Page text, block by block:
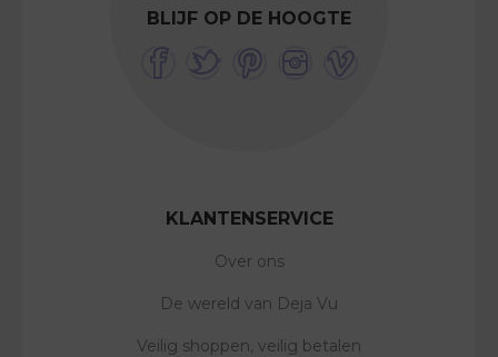
BLIJF OP DE HOOGTE
KLANTENSERVICE
Over ons
De wereld van Deja Vu
Veilig shoppen, veilig betalen